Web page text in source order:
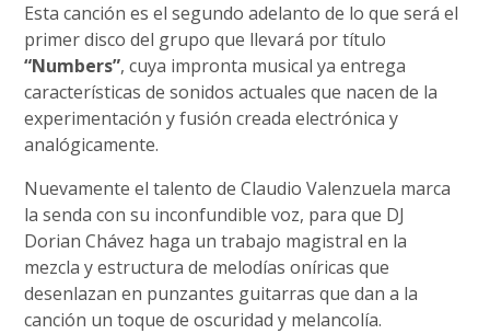
Esta canción es el segundo adelanto de lo que será el
primer disco del grupo que llevará por título
“Numbers”, cuya impronta musical ya entrega
características de sonidos actuales que nacen de la
experimentación y fusión creada electrónica y
analógicamente.
Nuevamente el talento de Claudio Valenzuela marca
la senda con su inconfundible voz, para que DJ
Dorian Chávez haga un trabajo magistral en la
mezcla y estructura de melodías oníricas que
desenlazan en punzantes guitarras que dan a la
canción un toque de oscuridad y melancolía.